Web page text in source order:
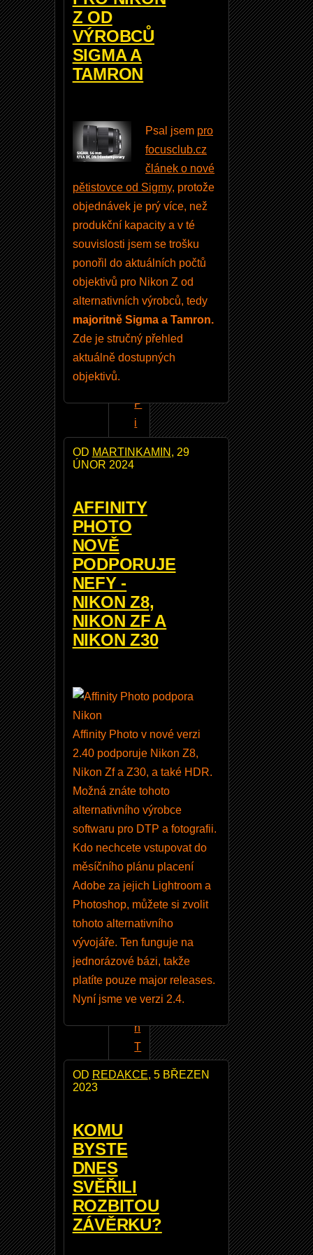
Z OD
VÝROBCŮ
SIGMA A
TAMRON
Psal jsem pro
focusclub.cz
článek o nové
pětistovce od Sigmy, protože
objednávek je prý více, než
produkční kapacity a v té
souvislosti jsem se trošku
ponořil do aktuálních počtů
objektivů pro Nikon Z od
alternativních výrobců, tedy
majoritně Sigma a Tamron.
Zde je stručný přehled
aktuálně dostupných
objektivů.
OD MARTINKAMIN , 29
ÚNOR 2024
AFFINITY
PHOTO
NOVĚ
PODPORUJE
NEFY -
NIKON Z8,
NIKON ZF A
NIKON Z30
Affinity Photo v nové verzi
2.40 podporuje Nikon Z8,
Nikon Zf a Z30, a také HDR.
Možná znáte tohoto
alternativního výrobce
softwaru pro DTP a fotografii.
Kdo nechcete vstupovat do
měsíčního plánu placení
Adobe za jejich Lightroom a
Photoshop, můžete si zvolit
tohoto alternativního
vývojáře. Ten funguje na
jednorázové bázi, takže
platíte pouze major releases.
Nyní jsme ve verzi 2.4.
OD REDAKCE, 5 BŘEZEN
2023
KOMU
BYSTE
DNES
SVĚŘILI
ROZBITOU
ZÁVĚRKU?
o
N
X
S
1
.
7
i
k
P
i
c
t
e
n
o
l
U
V
n
T
r
2
v
e